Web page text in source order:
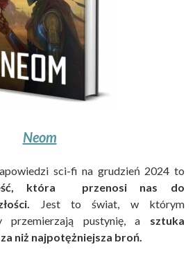
Neom
sci-fi na grudzień 2024 to
która przenosi nas do
Jest to świat, w którym
przemierzają pustynię, a sztuka
niż najpotężniejsza broń.